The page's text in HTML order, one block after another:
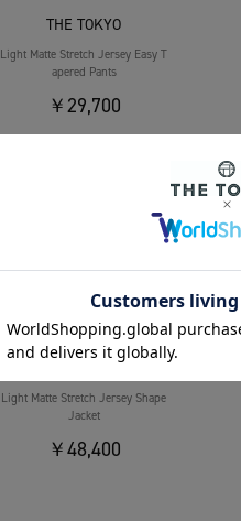
THE TOKYO
Light Matte Stretch Jersey Easy T
apered Pants
￥29,700
THE TOKYO
Light Matte Stretch Jersey Shape
Jacket
￥48,400